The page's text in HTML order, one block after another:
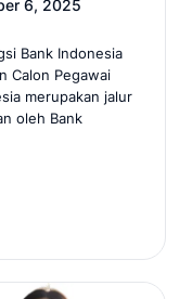
6, 2025
Bank Indonesia
Calon Pegawai
merupakan jalur
oleh Bank